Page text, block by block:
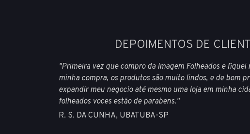
DEPOIMENTOS DE
"Primeira vez que compro da Imagem Folheados e
minha compra, os produtos são muito lindos, e de bom
expandir meu negocio até mesmo uma loja em minha
folheados voces estão de parabens."
R. S. DA CUNHA, UBATUBA-SP